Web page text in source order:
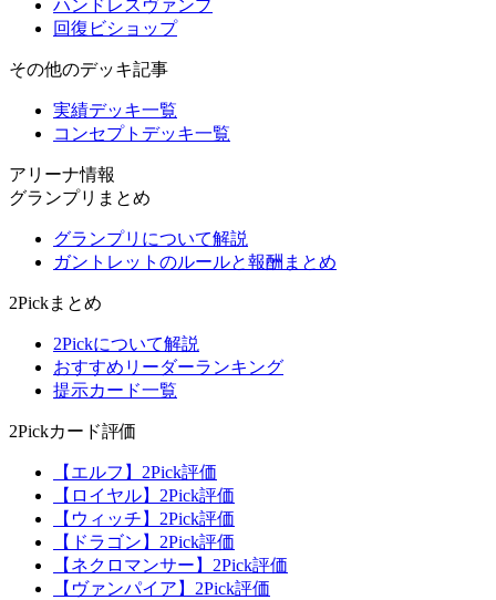
ハンドレスヴァンプ
回復ビショップ
その他のデッキ記事
実績デッキ一覧
コンセプトデッキ一覧
アリーナ情報
グランプリまとめ
グランプリについて解説
ガントレットのルールと報酬まとめ
2Pickまとめ
2Pickについて解説
おすすめリーダーランキング
提示カード一覧
2Pickカード評価
【エルフ】2Pick評価
【ロイヤル】2Pick評価
【ウィッチ】2Pick評価
【ドラゴン】2Pick評価
【ネクロマンサー】2Pick評価
【ヴァンパイア】2Pick評価